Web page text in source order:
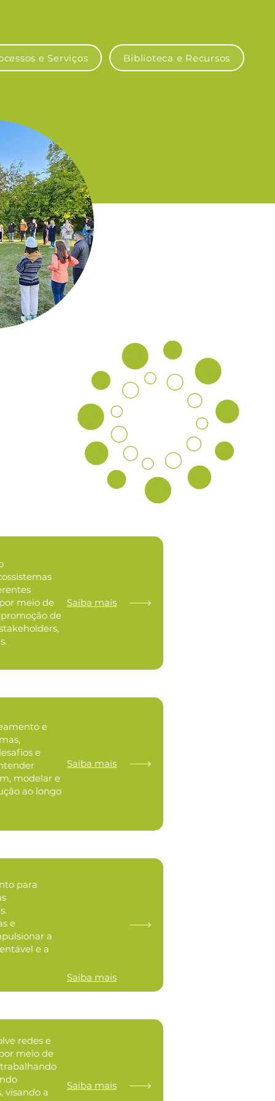
e Serviços Biblioteca e Recursos
meio de
de
Saiba mais
e
e
modelar e
ao longo
Saiba mais
para
e
a
e a
Saiba mais
Saiba mais
redes e
meio de
trabalhando
visando a